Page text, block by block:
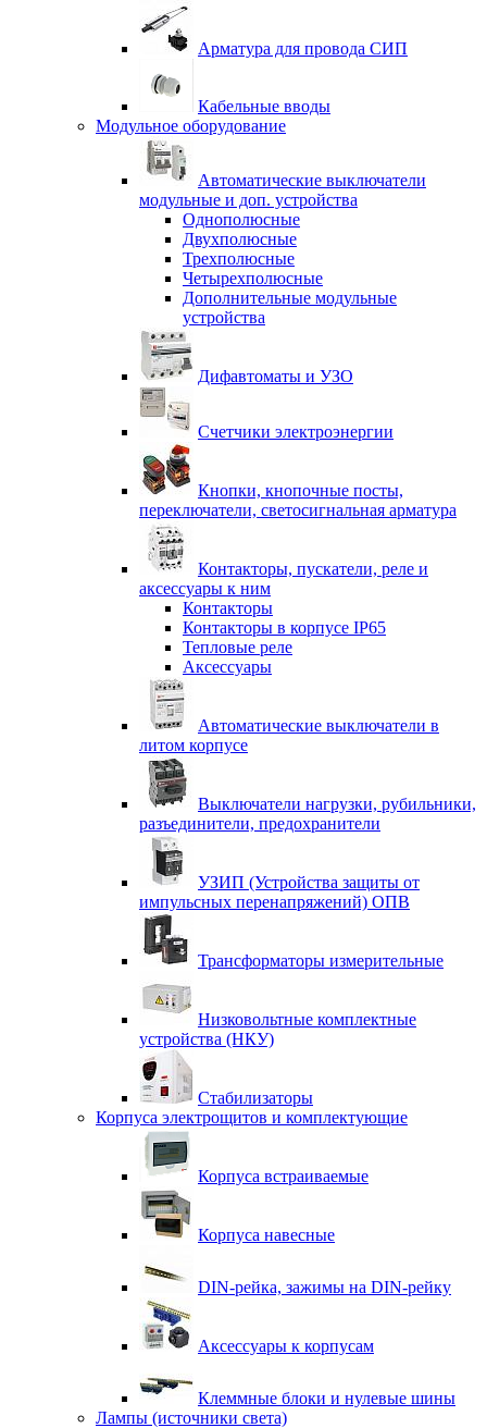
Арматура для провода СИП
Кабельные вводы
Модульное оборудование
Автоматические выключатели
модульные и доп. устройства
Однополюсные
Двухполюсные
Трехполюсные
Четырехполюсные
Дополнительные модульные
устройства
Дифавтоматы и УЗО
Счетчики электроэнергии
Кнопки, кнопочные посты,
переключатели, светосигнальная арматура
Контакторы, пускатели, реле и
аксессуары к ним
Контакторы
Контакторы в корпусе IP65
Тепловые реле
Аксессуары
Автоматические выключатели в
литом корпусе
Выключатели нагрузки, рубильники,
разъединители, предохранители
УЗИП (Устройства защиты от
импульсных перенапряжений) ОПВ
Трансформаторы измерительные
Низковольтные комплектные
устройства (НКУ)
Стабилизаторы
Корпуса электрощитов и комплектующие
Корпуса встраиваемые
Корпуса навесные
DIN-рейка, зажимы на DIN-рейку
Аксессуары к корпусам
Клеммные блоки и нулевые шины
Лампы (источники света)